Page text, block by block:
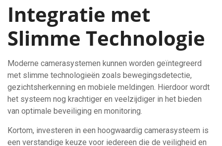
Integratie met
Slimme Technologie
Moderne camerasystemen kunnen worden geïntegreerd
met slimme technologieën zoals bewegingsdetectie,
gezichtsherkenning en mobiele meldingen. Hierdoor wordt
het systeem nog krachtiger en veelzijdiger in het bieden
van optimale beveiliging en monitoring.
Kortom, investeren in een hoogwaardig camerasysteem is
een verstandige keuze voor iedereen die de veiligheid en